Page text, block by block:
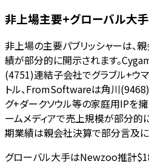
非上場主要+グローバル大
非上場の主要パブリッシャーは、
績が部分的に開示されます。
(4751)連結子会社でグラブル+ウ
トル、FromSoftwareは角川
グ+ダークソウル等の家庭用IPを
ームメディアで売上規模が部分的
期業績は親会社決算で部分言及に
グローバル大手はNewzoo推計